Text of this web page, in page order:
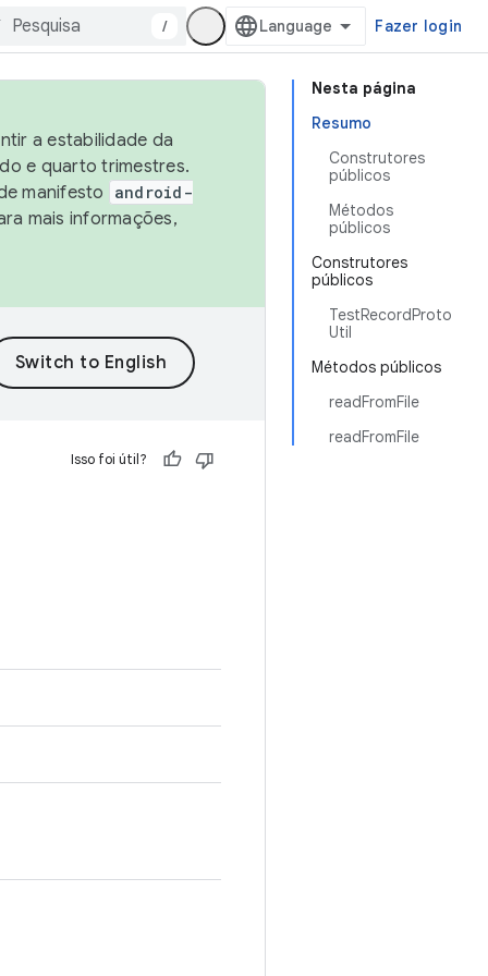
/ Fazer login
Nesta página
Resumo
Construtores
públicos
Métodos
públicos
Construtores
públicos
TestRecordProto
Util
Métodos públicos
readFromFile
readFromFile
a estabilidade da
e quarto trimestres.
manifesto
android-
mais informações,
Isso foi útil?